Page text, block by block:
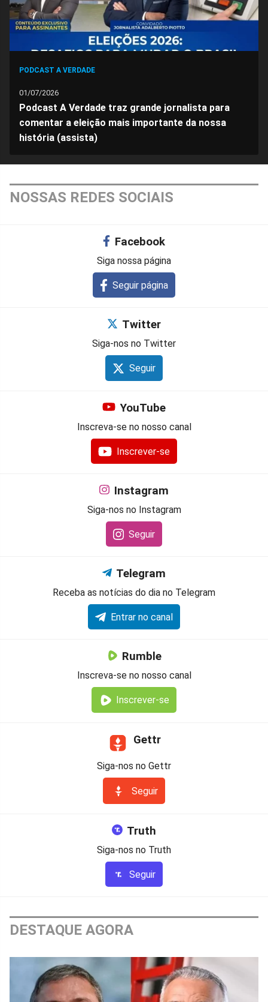
PODCAST A VERDADE
01/07/2026
Podcast A Verdade traz grande jornalista para
comentar a eleição mais importante da nossa
história (assista)
NOSSAS REDES SOCIAIS
Facebook
Siga nossa página
Seguir página
Twitter
Siga-nos no Twitter
Seguir
YouTube
Inscreva-se no nosso canal
Inscrever-se
Instagram
Siga-nos no Instagram
Seguir
Telegram
Receba as notícias do dia no Telegram
Entrar no canal
Rumble
Inscreva-se no nosso canal
Inscrever-se
Gettr
Siga-nos no Gettr
Seguir
Truth
Siga-nos no Truth
Seguir
DESTAQUE AGORA